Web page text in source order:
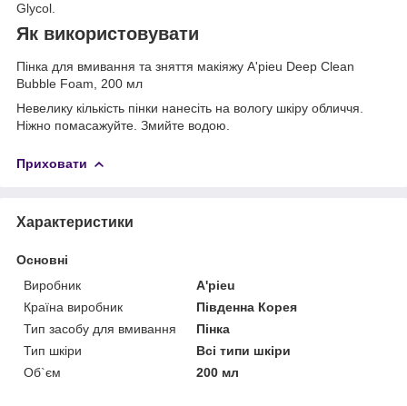
Glycol.
Як використовувати
Пінка для вмивання та зняття макіяжу A'pieu Deep Clean
Bubble Foam, 200 мл
Невелику кількість пінки нанесіть на вологу шкіру обличчя.
Ніжно помасажуйте. Змийте водою.
Приховати
Характеристики
Основні
Виробник
A'pieu
Країна виробник
Південна Корея
Тип засобу для вмивання
Пінка
Тип шкіри
Всі типи шкіри
Об`єм
200 мл